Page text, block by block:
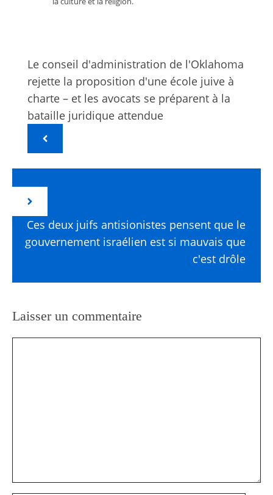
Le conseil d'administration de l'Oklahoma
rejette la proposition d'une école juive à
charte – et les avocats se préparent à la
bataille juridique attendue
Ces deux juifs antisionistes pensent que le
gouvernement israélien est si mauvais que
c'est drôle
Laisser un commentaire